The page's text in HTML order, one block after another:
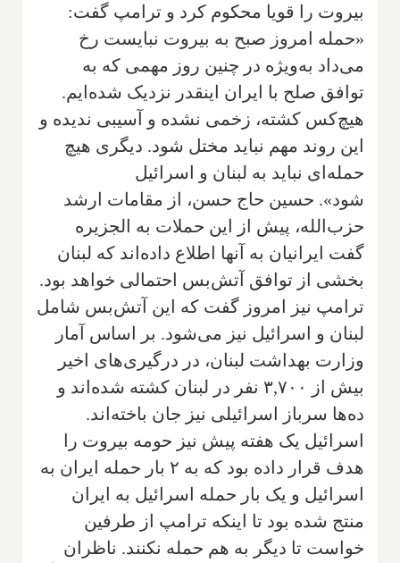
بیروت را قویا محکوم کرد و ترامپ گفت:
«حمله امروز صبح به بیروت نبایست رخ
می‌داد به‌ویژه در چنین روز مهمی که به
توافق صلح با ایران اینقدر نزدیک شده‌ایم.
هیچ‌کس کشته، زخمی نشده و آسیبی ندیده و
این روند مهم نباید مختل شود. دیگری هیچ
حمله‌ای نباید به لبنان و اسرائیل
شود». حسین حاج حسن، از مقامات ارشد
حزب‌الله، پیش از این حملات به الجزیره
گفت ایرانیان به آنها اطلاع داده‌اند که لبنان
بخشی از توافق آتش‌بس احتمالی خواهد بود.
ترامپ نیز امروز گفت که این آتش‌بس شامل
لبنان و اسرائیل نیز می‌شود. بر اساس آمار
وزارت بهداشت لبنان، در درگیری‌های اخیر
بیش از ۳,۷۰۰ نفر در لبنان کشته شده‌اند و
ده‌ها سرباز اسرائیلی نیز جان باخته‌اند.
اسرائیل یک هفته پیش نیز حومه بیروت را
هدف قرار داده بود که به ۲ بار حمله ایران به
اسرائیل و یک بار حمله اسرائیل به ایران
منتج شده بود تا اینکه ترامپ از طرفین
خواست تا دیگر به هم حمله نکنند. ناظران